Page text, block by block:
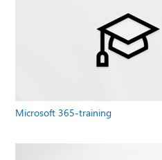
Microsoft 365-training